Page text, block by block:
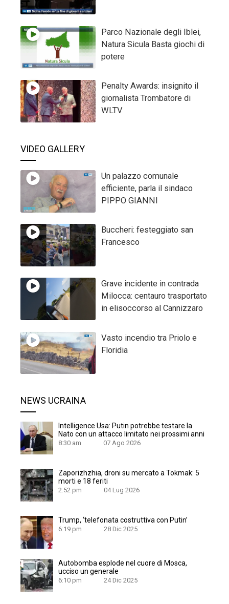
Parco Nazionale degli Iblei,
Natura Sicula Basta giochi di
potere
Penalty Awards: insignito il
giornalista Trombatore di
WLTV
VIDEO GALLERY
Un palazzo comunale
efficiente, parla il sindaco
PIPPO GIANNI
Buccheri: festeggiato san
Francesco
Grave incidente in contrada
Milocca: centauro trasportato
in elisoccorso al Cannizzaro
Vasto incendio tra Priolo e
Floridia
NEWS UCRAINA
Intelligence Usa: Putin potrebbe testare la
Nato con un attacco limitato nei prossimi anni
8:30 am 07 Ago 2026
Zaporizhzhia, droni su mercato a Tokmak: 5
morti e 18 feriti
2:52 pm 04 Lug 2026
Trump, ‘telefonata costruttiva con Putin’
6:19 pm 28 Dic 2025
Autobomba esplode nel cuore di Mosca,
ucciso un generale
6:10 pm 24 Dic 2025